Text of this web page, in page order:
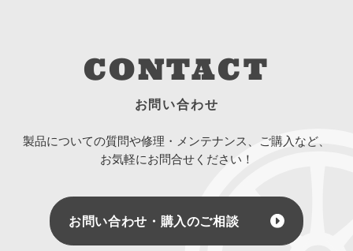
CONTACT
お問い合わせ
製品についての質問や修理・メンテナンス、ご購入など、
お気軽にお問合せください！
お問い合わせ・購入のご相談